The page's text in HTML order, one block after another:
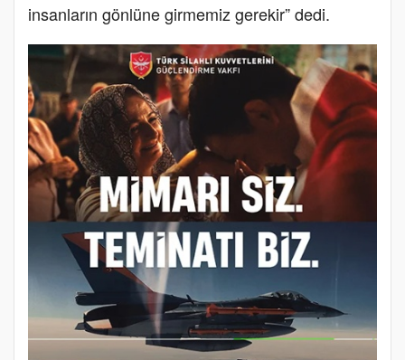
insanların gönlüne girmemiz gerekir” dedi.